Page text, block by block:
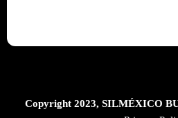
Copyright 2023, SILMÉXICO